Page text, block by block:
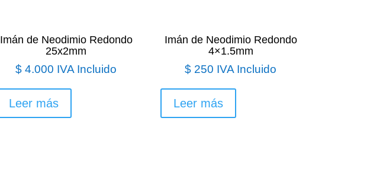
Imán de Neodimio Redondo
25x2mm
$ 4.000 IVA Incluido
Leer más
Imán de Neodimio Redondo
4×1.5mm
$ 250 IVA Incluido
Leer más